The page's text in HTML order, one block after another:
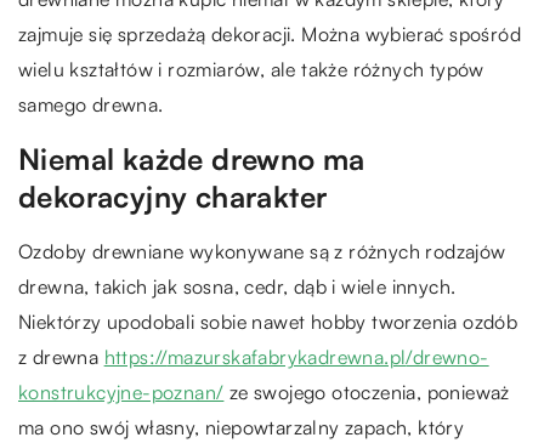
zajmuje się sprzedażą dekoracji. Można wybierać spośród
wielu kształtów i rozmiarów, ale także różnych typów
samego drewna.
Niemal każde drewno ma
dekoracyjny charakter
Ozdoby drewniane wykonywane są z różnych rodzajów
drewna, takich jak sosna, cedr, dąb i wiele innych.
Niektórzy upodobali sobie nawet hobby tworzenia ozdób
z drewna https://mazurskafabrykadrewna.pl/drewno-
konstrukcyjne-poznan/ ze swojego otoczenia, ponieważ
ma ono swój własny, niepowtarzalny zapach, który